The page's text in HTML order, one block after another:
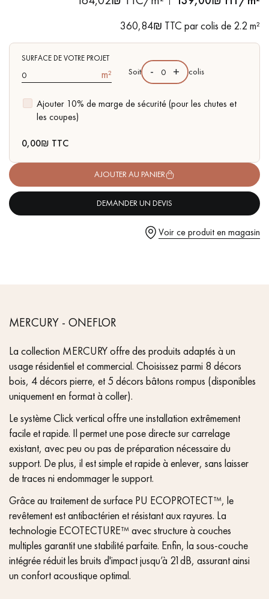
pas dans le choix et la pose de votre parquet.
Un expert Décoplus Parquets vous appelle
Demandez un rendez-vous personnalisé
- Aspect chêne naturel
- Compatible pièces d'eau
- Facilité de pose : système Clic vertical
- Disponible dans d'autres formats
360,84₪ TTC par colis de 2.2 m²
SURFACE DE VOTRE PROJET
m²
Ajouter 10% de marge de sécurité (pour les chutes et
les coupes)
Soit - + colis
0,00₪ TTC
AJOUTER AU PANIER
DEMANDER UN DEVIS
Voir ce produit en magasin
MERCURY - ONEFLOR
La collection MERCURY offre des produits adaptés à un
usage résidentiel et commercial. Choisissez parmi 8 décors
bois, 4 décors pierre, et 5 décors bâtons rompus (disponibles
uniquement en format à coller).
Le système Click vertical offre une installation extrêmement
facile et rapide. Il permet une pose directe sur carrelage
existant, avec peu ou pas de préparation nécessaire du
support. De plus, il est simple et rapide à enlever, sans laisser
de traces ni endommager le support.
Grâce au traitement de surface PU ECOPROTECT™, le
revêtement est antibactérien et résistant aux rayures. La
technologie ECOTECTURE™ avec structure à couches
multiples garantit une stabilité parfaite. Enfin, la sous-couche
intégrée réduit les bruits d'impact jusqu’à 21dB, assurant ainsi
un confort acoustique optimal.